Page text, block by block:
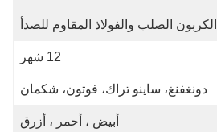
الكربون الصلب والفولاذ المقاوم للصدأ
12 شهر
دونغفنغ، ساينو تراك، فوتون، شكمان
أبيض ، أحمر ، أزرق